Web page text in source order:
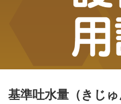
基準吐水量（きじ